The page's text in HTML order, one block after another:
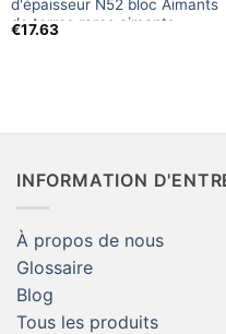
d'épaisseur N52 bloc Aimants
de terres rares aimants
permanents Néodyme
€17.63
INFORMATION
À propos de nous
Glossaire
Blog
Tous les produits